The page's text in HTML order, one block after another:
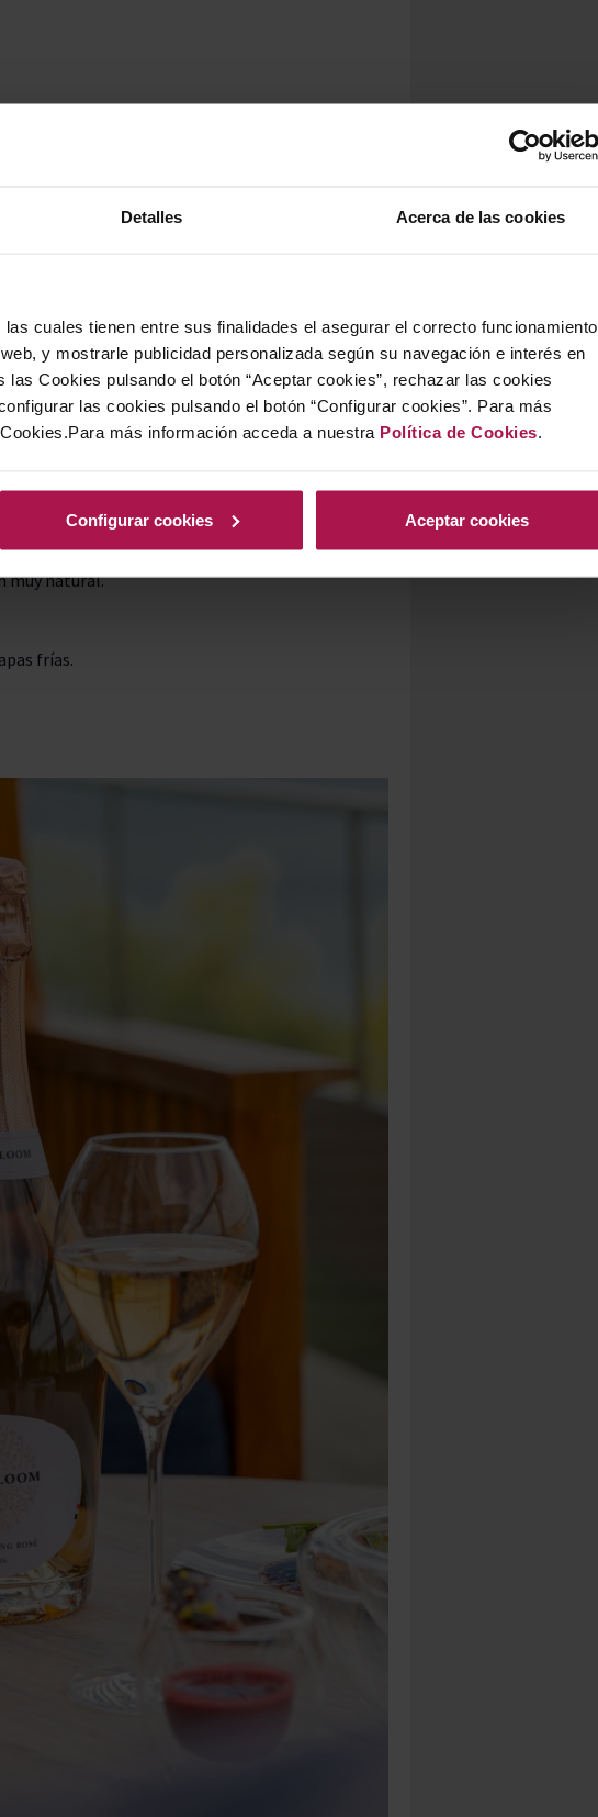
Detalles Acerca de las cookies
cuales tienen entre sus finalidades el asegurar el correcto funcionamiento
y mostrarle publicidad personalizada según su navegación e interés en
Cookies pulsando el botón “Aceptar cookies”, rechazar las cookies
las cookies pulsando el botón “Configurar cookies”. Para más
más información acceda a nuestra Política de Cookies.
Configurar cookies Aceptar cookies
visualmente.
muy natural.
frías.